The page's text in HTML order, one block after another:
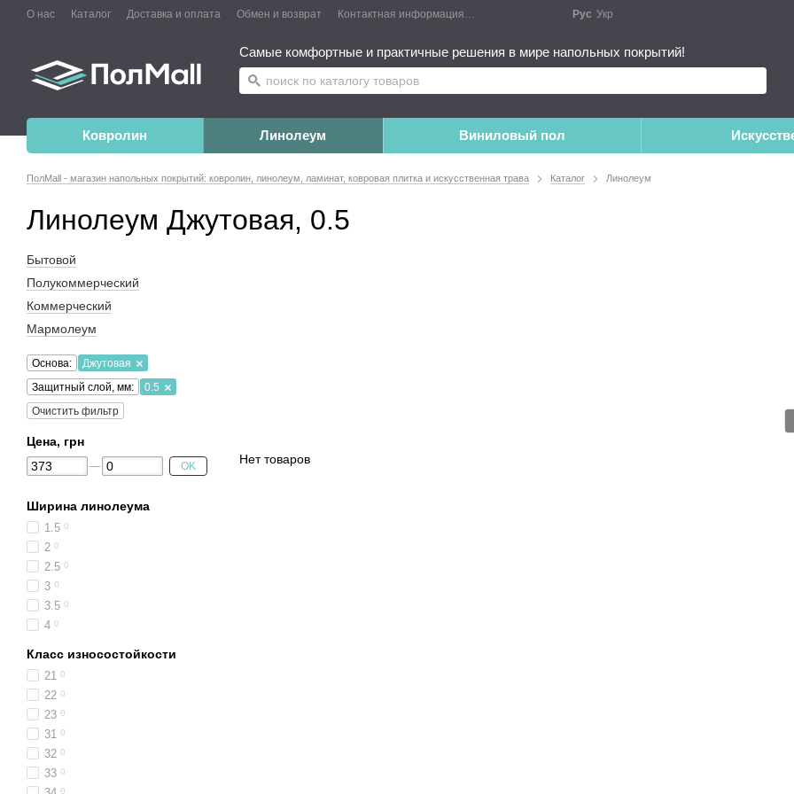
О нас Каталог Доставка и оплата Обмен и возврат Контактная информация Публичный договор
Рус Укр
Самые комфортные и практичные решения в мире напольных покрытий!
Ковролин Линолеум Виниловый пол
ПолMall - магазин напольных покрытий: ковролин, линолеум, ламинат, ковровая плитка и искусственная трава Каталог Линолеум
Линолеум Джутовая, 0.5
Нет товаров
Бытовой
Полукоммерческий
Коммерческий
Мармолеум
Основа:
Джутовая
Защитный слой, мм:
0.5
Очистить фильтр
Цена, грн
OK
Ширина линолеума
1.5 0
2 0
2.5 0
3 0
3.5 0
4 0
Класс износостойкости
21 0
22 0
23 0
31 0
32 0
33 0
0